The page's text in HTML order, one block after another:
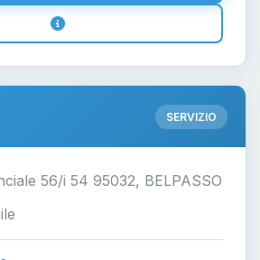
SERVIZIO
56/i 54 95032, BELPASSO